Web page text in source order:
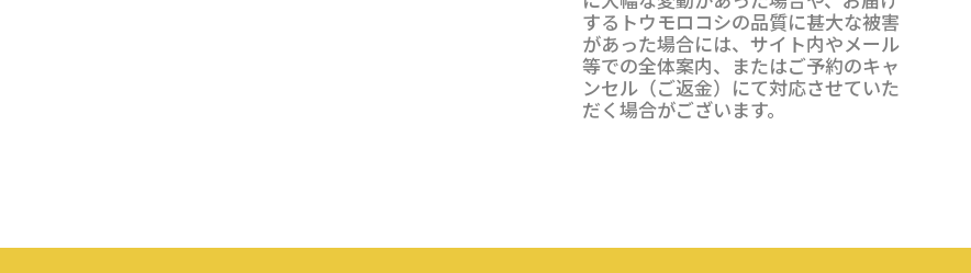
するトウモロコシの品質に甚大な被害
があった場合には、サイト内やメール
等での全体案内、またはご予約のキャ
ンセル（ご返金）にて対応させていた
だく場合がございます。